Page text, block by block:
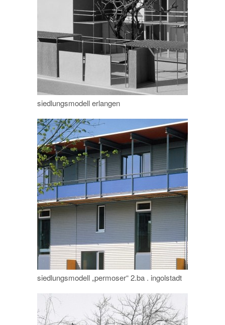
siedlungsmodell erlangen
siedlungsmodell „permoser“ 2.ba . ingolstadt